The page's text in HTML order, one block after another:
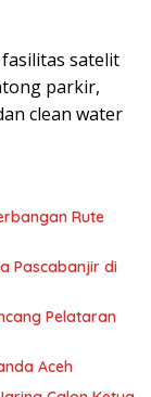
satelit
parkir,
clean water
Rute
Pascabanjir di
Pelataran
Aceh